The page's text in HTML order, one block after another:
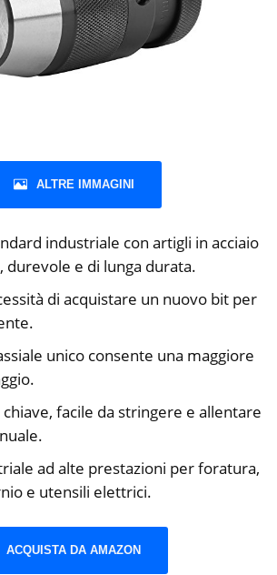
ALTRE IMMAGINI
industriale con artigli in acciaio
durevole e di lunga durata.
di acquistare un nuovo bit per
unico consente una maggiore
chiave, facile da stringere e allentare
ad alte prestazioni per foratura,
e utensili elettrici.
ACQUISTA DA AMAZON